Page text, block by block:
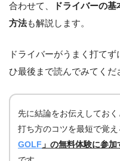
合わせて、 ドライバーの
方法も解説します。
ドライバーがうまく打て
ひ最後まで読んでみてくだ
先に結論をお伝えしてお
打ち方のコツを最短で覚え
GOLF 」の無料体験に参